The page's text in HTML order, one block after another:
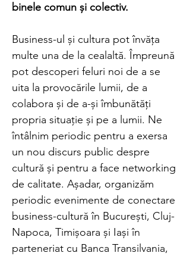
binele comun și colectiv.
Business-ul și cultura pot învăța
multe una de la cealaltă. Împreună
pot descoperi feluri noi de a se
uita la provocările lumii, de a
colabora și de a-și îmbunătăți
propria situație și pe a lumii. Ne
întâlnim periodic pentru a exersa
un nou discurs public despre
cultură și pentru a face networking
de calitate. Așadar, organizăm
periodic evenimente de conectare
business-cultură în București, Cluj-
Napoca, Timișoara și Iași în
parteneriat cu Banca Transilvania,